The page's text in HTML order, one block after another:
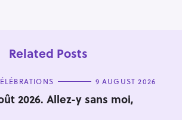
Related Posts
9 AUGUST 2026
2026. Allez-y sans moi,